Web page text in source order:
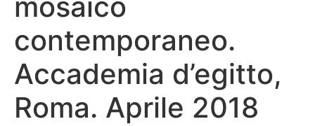
contemporaneo.
Accademia d’egitto,
Roma. Aprile 2018